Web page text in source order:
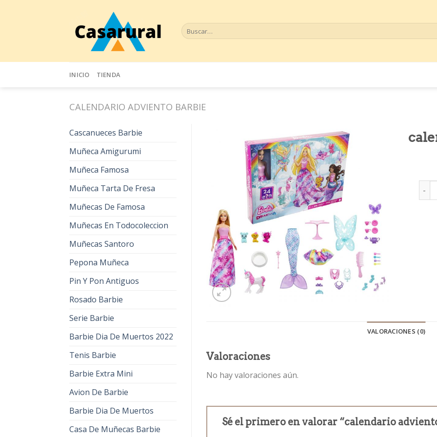
Buscar
por:
INICIO TIENDA
CALENDARIO ADVIENTO BARBIE
Cascanueces Barbie
Muñeca Amigurumi
Muñeca Famosa
Muñeca Tarta De Fresa
Muñecas De Famosa
Muñecas En Todocoleccion
Muñecas Santoro
Pepona Muñeca
Pin Y Pon Antiguos
Rosado Barbie
Serie Barbie
Barbie Dia De Muertos 2022
Tenis Barbie
Barbie Extra Mini
Avion De Barbie
Barbie Dia De Muertos
Casa De Muñecas Barbie
VALORACIONES (0)
Valoraciones
No hay valoraciones aún.
Sé el primero en valorar “calendario